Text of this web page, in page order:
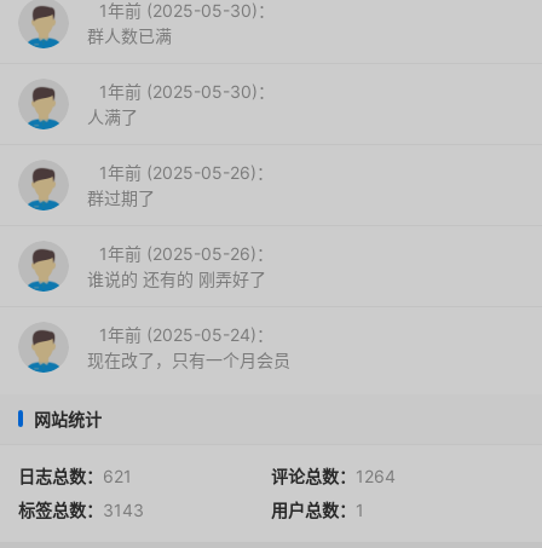
1年前 (2025-05-30)：
群人数已满
1年前 (2025-05-30)：
人满了
1年前 (2025-05-26)：
群过期了
1年前 (2025-05-26)：
谁说的 还有的 刚弄好了
1年前 (2025-05-24)：
现在改了，只有一个月会员
网站统计
日志总数： 621 评论总数： 1264
标签总数： 3143 用户总数： 1